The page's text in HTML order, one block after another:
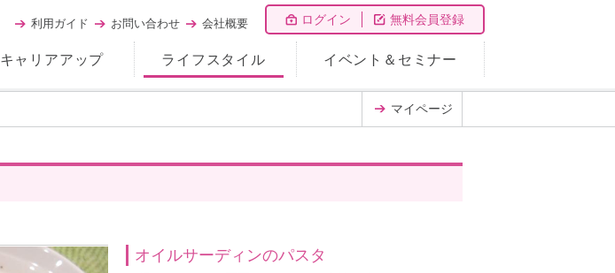
ログイン 無料会員登録
キャリアアップ ライフスタイル イベント＆セミナー
利用ガイド お問い合わせ 会社概要
マイページ
オイルサーディンのパスタ